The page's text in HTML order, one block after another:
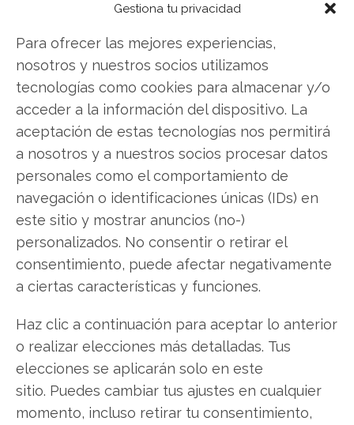
Gestiona tu privacidad
Para ofrecer las mejores experiencias,
nosotros y nuestros socios utilizamos
tecnologías como cookies para almacenar y/o
acceder a la información del dispositivo. La
aceptación de estas tecnologías nos permitirá
a nosotros y a nuestros socios procesar datos
personales como el comportamiento de
navegación o identificaciones únicas (IDs) en
este sitio y mostrar anuncios (no-)
personalizados. No consentir o retirar el
consentimiento, puede afectar negativamente
a ciertas características y funciones.
Haz clic a continuación para aceptar lo anterior
o realizar elecciones más detalladas. Tus
elecciones se aplicarán solo en este
sitio. Puedes cambiar tus ajustes en cualquier
momento, incluso retirar tu consentimiento,
Microsoft
Twitter
Facebook
LinkedIn
Copiar enlace